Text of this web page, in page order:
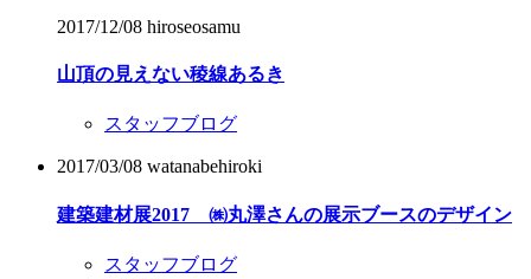
2017/12/08 hiroseosamu
山頂の見えない稜線あるき
スタッフブログ
2017/03/08 watanabehiroki
建築建材展2017 ㈱丸澤さんの展示ブースのデザイン
スタッフブログ